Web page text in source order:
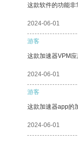
这款软件的功能非
2024-06-01
游客
这款加速器VPM
2024-06-01
游客
这款加速器app的
2024-06-01